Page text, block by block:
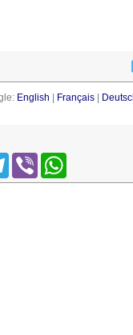
English Français|
Viber
WhatsApp